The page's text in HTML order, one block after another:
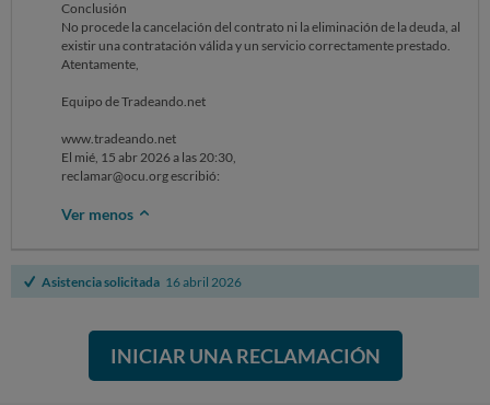
Conclusión
No procede la cancelación del contrato ni la eliminación de la deuda, al
existir una contratación válida y un servicio correctamente prestado.
Atentamente,
Equipo de Tradeando.net
www.tradeando.net
El mié, 15 abr 2026 a las 20:30,
reclamar@ocu.org escribió:
Ver menos
Asistencia solicitada 16 abril 2026
INICIAR UNA RECLAMACIÓN